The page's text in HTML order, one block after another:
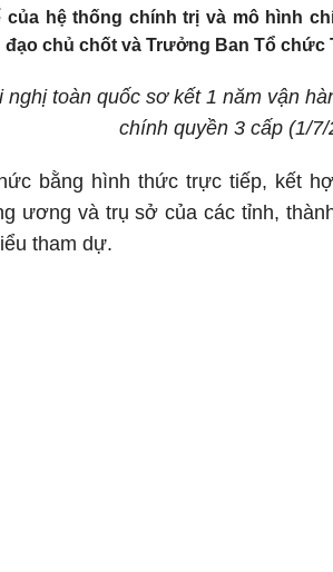
hệ thống chính trị và mô hình
đạo chủ chốt và Trưởng Ban Tổ
nghị toàn quốc sơ kết 1 năm vận
chính quyền 3 cấp (1/
bằng hình thức trực tiếp, kết
ương và trụ sở của các tỉnh,
tham dự.